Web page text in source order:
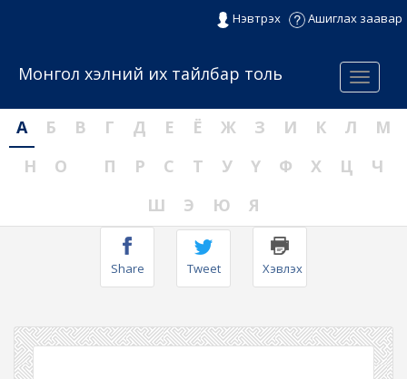
Нэвтрэх Ашиглах заавар
Menu
Монгол хэлний их тайлбар толь
А Б В Г Д Е Ё Ж З И К Л
М
Н
О П Р С Т У Ү Ф Х Ц
Ч
Ш
Э Ю Я
Share Tweet Хэвлэх